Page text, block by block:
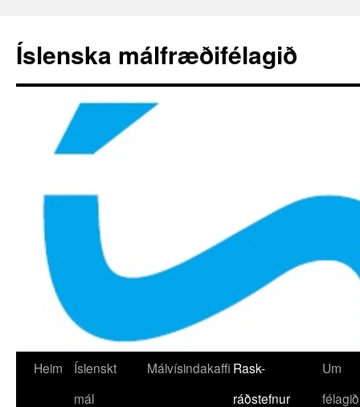
efni
Íslenska málfræðifélagið
Heim
Íslenskt
mál
Málvísindakaffi Rask-
ráðstefnur
Um
félagið